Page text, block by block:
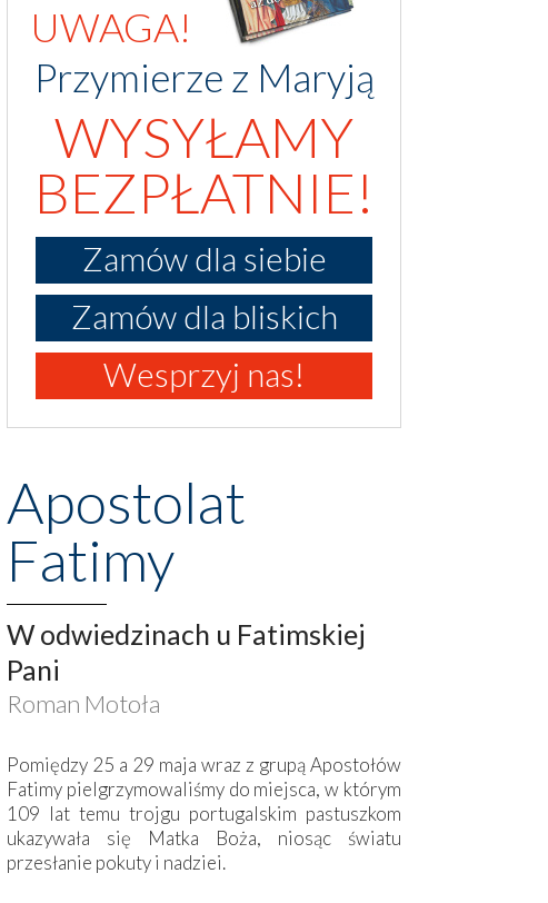
UWAGA!
Przymierze z Maryją
WYSYŁAMY
BEZPŁATNIE!
Zamów dla siebie
Zamów dla bliskich
Wesprzyj nas!
Apostolat
Fatimy
W odwiedzinach u Fatimskiej
Pani
Roman Motoła
Pomiędzy 25 a 29 maja wraz z grupą Apostołów
Fatimy pielgrzymowaliśmy do miejsca, w którym
109 lat temu trojgu portugalskim pastuszkom
ukazywała się Matka Boża, niosąc światu
przesłanie pokuty i nadziei.